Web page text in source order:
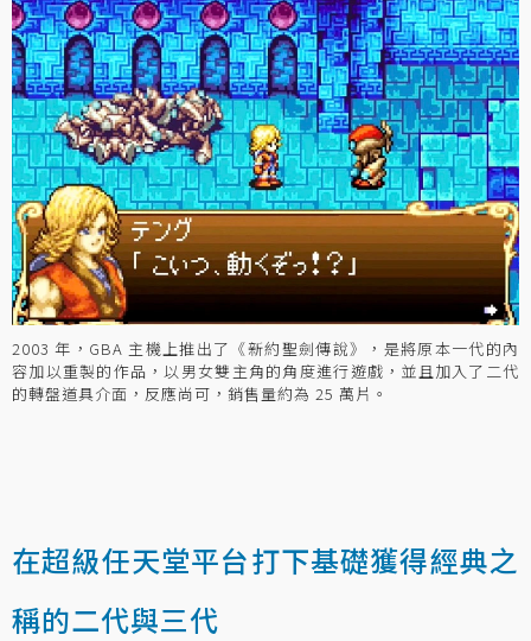
2003 年，GBA 主機上推出了《新約聖劍傳說》，是將原本一代的內
容加以重製的作品，以男女雙主角的角度進行遊戲，並且加入了二代
的轉盤道具介面，反應尚可，銷售量約為 25 萬片。
在超級任天堂平台打下基礎獲得經典之
稱的二代與三代